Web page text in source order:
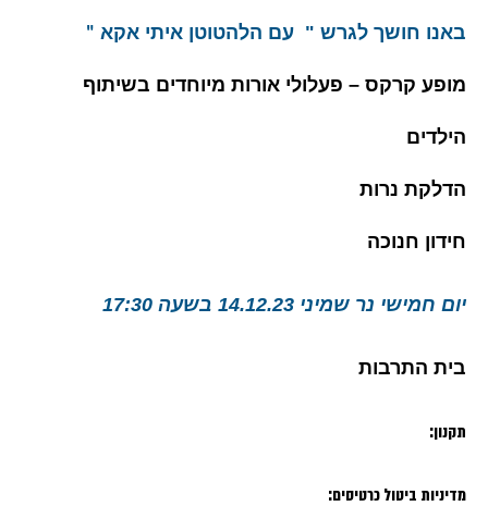
באנו חושך לגרש " עם הלהטוטן איתי אקא "
מופע קרקס – פעלולי אורות מיוחדים בשיתוף
הילדים
הדלקת נרות
חידון חנוכה
יום חמישי נר שמיני 14.12.23 בשעה 17:30
בית התרבות
תקנון:
מדיניות ביטול כרטיסים: